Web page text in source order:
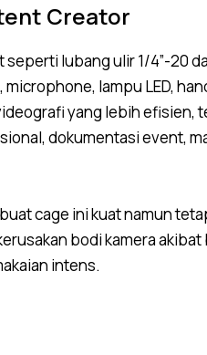
Creator
lubang ulir 1/4”-20
lampu LED,
yang lebih efisien,
dokumentasi event,
cage ini kuat namun
bodi kamera
intens.